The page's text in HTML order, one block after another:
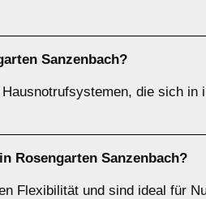
Sanzenbach?
die sich in
Rosengarten Sanzenbach?
Flexibilität und sind ideal für